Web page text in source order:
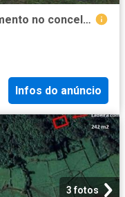
Fantástico terreno para investimento no concelho da Praia da Vitória
Infos do anúncio
3 fotos